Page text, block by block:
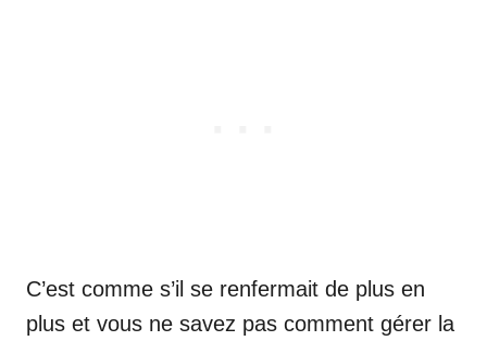
C’est comme s’il se renfermait de plus en
plus et vous ne savez pas comment gérer la